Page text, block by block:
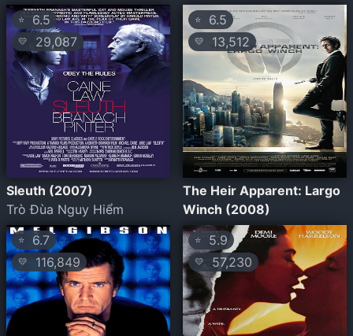
⭐ 6.5
💛 29,087
Sleuth (2007)
Trò Đùa Nguy Hiểm
⭐ 6.5
💛 13,512
The Heir Apparent: Largo
Winch (2008)
⭐ 6.7
💛 116,849
⭐ 5.9
💛 57,230